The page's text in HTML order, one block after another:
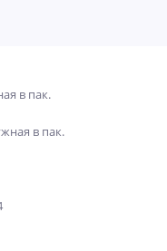
в пак.
в пак.